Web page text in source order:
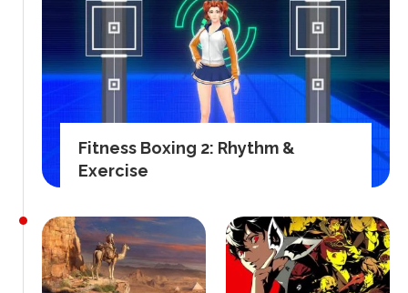
Fitness Boxing 2: Rhythm &
Exercise